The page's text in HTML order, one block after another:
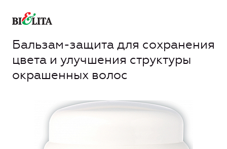
Бальзам-защита для сохранения
цвета и улучшения структуры
окрашенных волос